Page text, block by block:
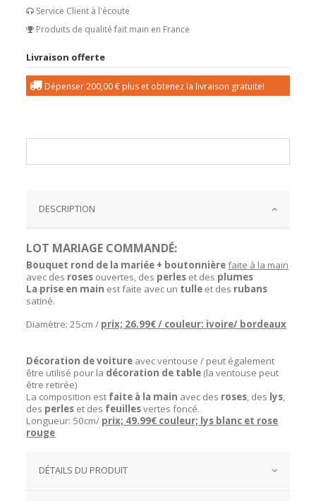
Service Client à l'écoute
Produits de qualité fait main en France
Livraison offerte
Dépenser200,00 € plus et obtenez la livraison gratuite!
DESCRIPTION
LOT MARIAGE COMMANDÉ:
Bouquet rond de la mariée + boutonnièrefaite à la main
avec des roses ouvertes, des perles et des plumes
La prise en main est faite avec un tulle et des rubans
satiné.
Diamètre: 25cm / prix; 26.99€ / couleur: ivoire/ bordeaux
Décoration de voiture avec ventouse / peut également
être utilisé pour la décoration de table (la ventouse peut
être retirée)
La composition est faite à la main avec des roses, des lys,
des perles et des feuillesvertes foncé.
Longueur: 50cm/ prix; 49.99€ couleur; lys blanc et rose
rouge
DÉTAILS DU PRODUIT